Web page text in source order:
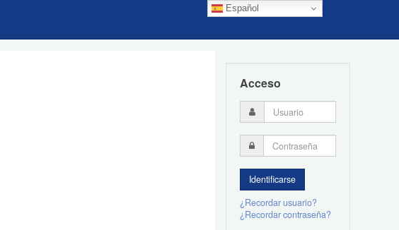
Español
Acceso
¿Recordar usuario?
¿Recordar contraseña?